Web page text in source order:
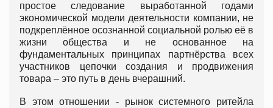
простое следование выработанной годами
экономической модели деятельности компании, не
подкреплённое осознанной социальной ролью её в
жизни общества и не основанное на
фундаментальных принципах партнёрства всех
участников цепочки создания и продвижения
товара – это путь в день вчерашний.
В этом отношении - рынок системного ритейла